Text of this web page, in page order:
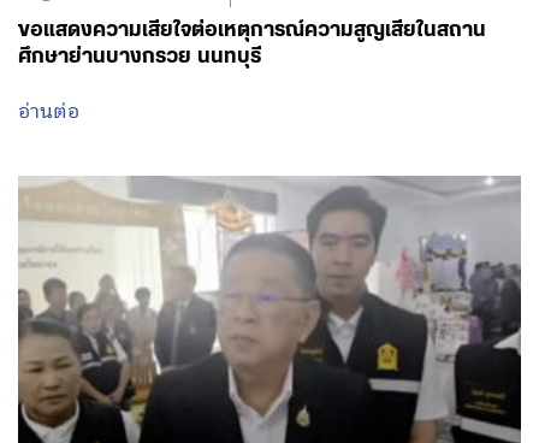
ขอแสดงความเสียใจต่อเหตุการณ์ความสูญเสียในสถาน
ศึกษาย่านบางกรวย นนทบุรี
อ่านต่อ